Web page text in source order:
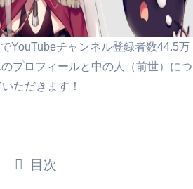
YouTubeチャンネル登録者数44.5万
プロフィールと中の人（前世）につ
ただきます！
目次